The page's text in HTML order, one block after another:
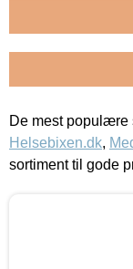
De mest populære
Helsebixen.dk,
sortiment til gode